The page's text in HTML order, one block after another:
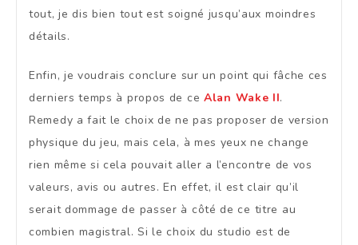
tout, je dis bien tout est soigné jusqu’aux moindres
détails.
Enfin, je voudrais conclure sur un point qui fâche ces
derniers temps à propos de ce Alan Wake II.
Remedy a fait le choix de ne pas proposer de version
physique du jeu, mais cela, à mes yeux ne change
rien même si cela pouvait aller a l’encontre de vos
valeurs, avis ou autres. En effet, il est clair qu’il
serait dommage de passer à côté de ce titre au
combien magistral. Si le choix du studio est de